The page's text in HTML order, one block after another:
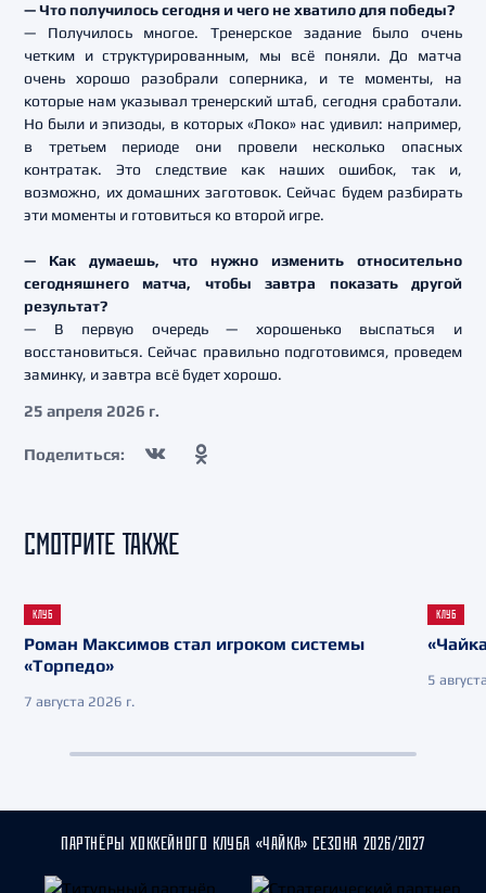
— Что получилось сегодня и чего не хватило для победы?
— Получилось многое. Тренерское задание было очень
четким и структурированным, мы всё поняли. До матча
очень хорошо разобрали соперника, и те моменты, на
которые нам указывал тренерский штаб, сегодня сработали.
Но были и эпизоды, в которых «Локо» нас удивил: например,
в третьем периоде они провели несколько опасных
контратак. Это следствие как наших ошибок, так и,
возможно, их домашних заготовок. Сейчас будем разбирать
эти моменты и готовиться ко второй игре.
— Как думаешь, что нужно изменить относительно
сегодняшнего матча, чтобы завтра показать другой
результат?
— В первую очередь — хорошенько выспаться и
восстановиться. Сейчас правильно подготовимся, проведем
заминку, и завтра всё будет хорошо.
25 апреля 2026 г.
Поделиться:
СМОТРИТЕ ТАКЖЕ
КЛУБ
Роман Максимов стал игроком системы
«Торпедо»
7 августа 2026 г.
КЛУБ
5
ПАРТНЁРЫ ХОККЕЙНОГО КЛУБА «ЧАЙКА» СЕЗОНА 2026/2027